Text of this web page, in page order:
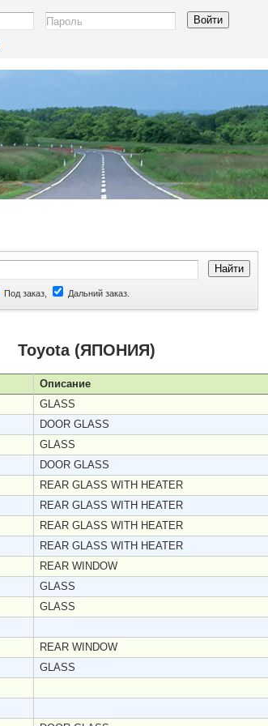
Под заказ, Дальний заказ.
Toyota (ЯПОНИЯ)
Описание
GLASS
DOOR GLASS
GLASS
DOOR GLASS
REAR GLASS WITH HEATER
REAR GLASS WITH HEATER
REAR GLASS WITH HEATER
REAR GLASS WITH HEATER
REAR WINDOW
GLASS
GLASS
REAR WINDOW
GLASS